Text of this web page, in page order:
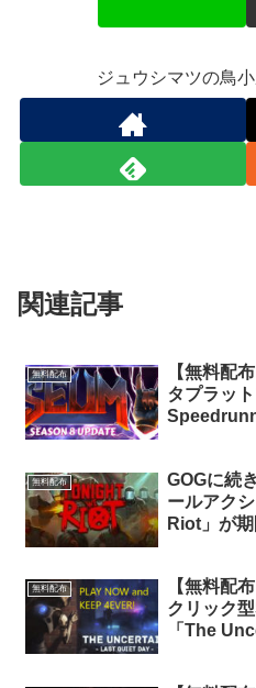
ジュウシマツの鳥
関連記事
無料配布
【無料配
タプラッ
無料配布
GOGに続
ールアク
Riot」が
無料配布
【無料配
クリック
「The